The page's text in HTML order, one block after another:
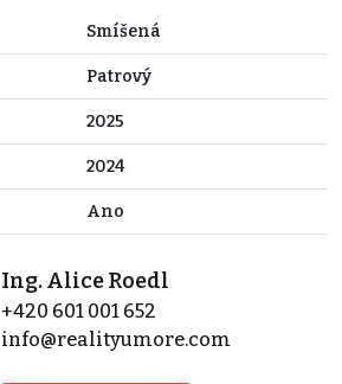
Smíšená
Patrový
2025
2024
Ano
Ing. Alice Roedl
+420 601 001 652
info@realityumore.com